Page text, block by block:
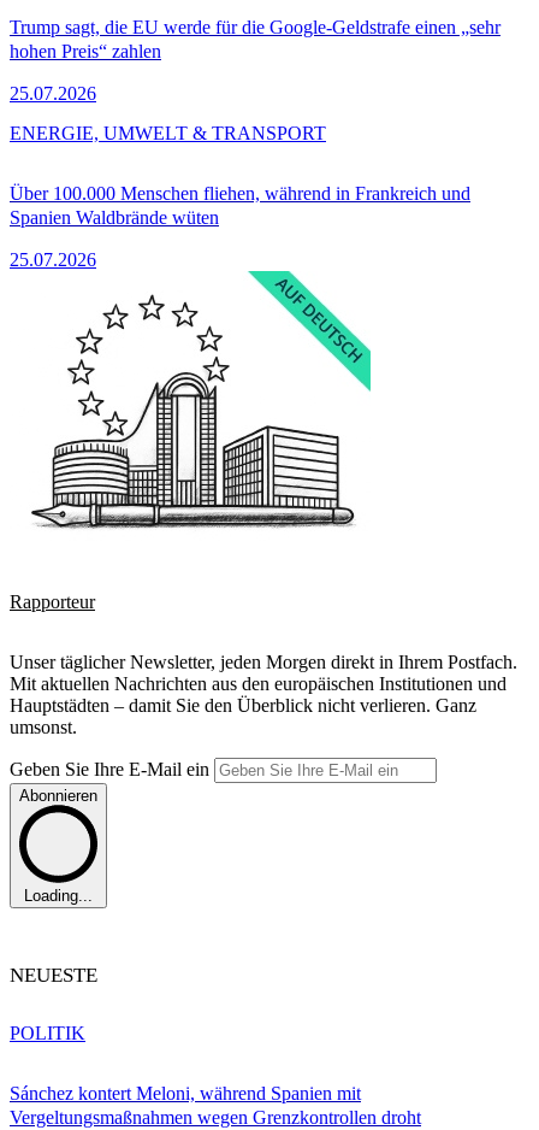
Trump sagt, die EU werde für die Google-Geldstrafe einen „sehr
hohen Preis“ zahlen
25.07.2026
Über 100.000 Menschen fliehen, während in Frankreich und
Spanien Waldbrände wüten
25.07.2026
ENERGIE, UMWELT & TRANSPORT
Rapporteur
Unser täglicher Newsletter, jeden Morgen direkt in Ihrem Postfach.
Mit aktuellen Nachrichten aus den europäischen Institutionen und
Hauptstädten – damit Sie den Überblick nicht verlieren. Ganz
umsonst.
Geben Sie Ihre E-Mail ein
Abonnieren
Loading...
NEUESTE
Sánchez kontert Meloni, während Spanien mit
Vergeltungsmaßnahmen wegen Grenzkontrollen droht
POLITIK